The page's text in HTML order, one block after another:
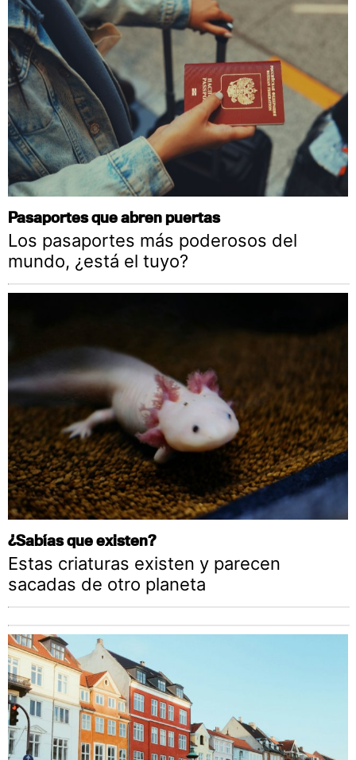
Pasaportes que abren puertas
Los pasaportes más poderosos del
mundo, ¿está el tuyo?
¿Sabías que existen?
Estas criaturas existen y parecen
sacadas de otro planeta